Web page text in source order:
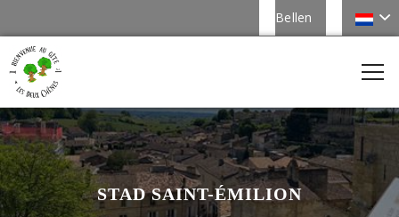
Bellen
STAD SAINT-ÉMILION